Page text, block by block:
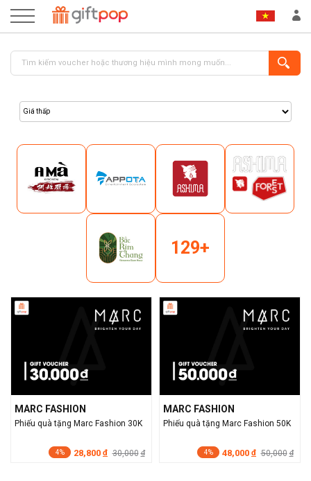
ĐĂNG KÝ
129+
MARC FASHION
Phiếu quà tặng Marc Fashion 30K
4% 28,800 đ 30,000 đ
MARC FASHION
Phiếu quà tặng Marc Fashion 50K
4% 48,000 đ 50,000 đ